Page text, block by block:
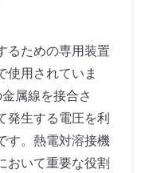
るための専用装置
使用されていま
属線を接合さ
発生する電圧を利
す。熱電対溶接機
おいて重要な役割